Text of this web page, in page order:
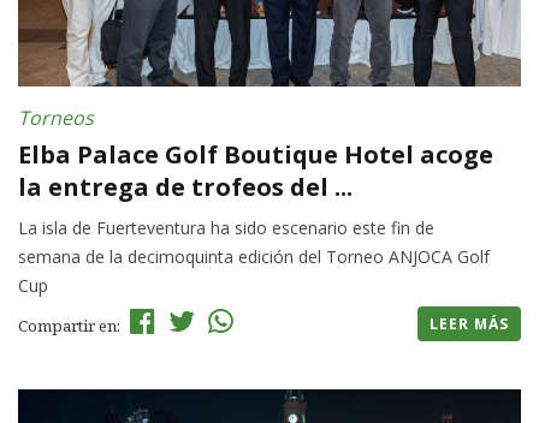
Torneos
Elba Palace Golf Boutique Hotel acoge
la entrega de trofeos del ...
La isla de Fuerteventura ha sido escenario este fin de
semana de la decimoquinta edición del Torneo ANJOCA Golf
Cup
Compartir en: LEER MÁS